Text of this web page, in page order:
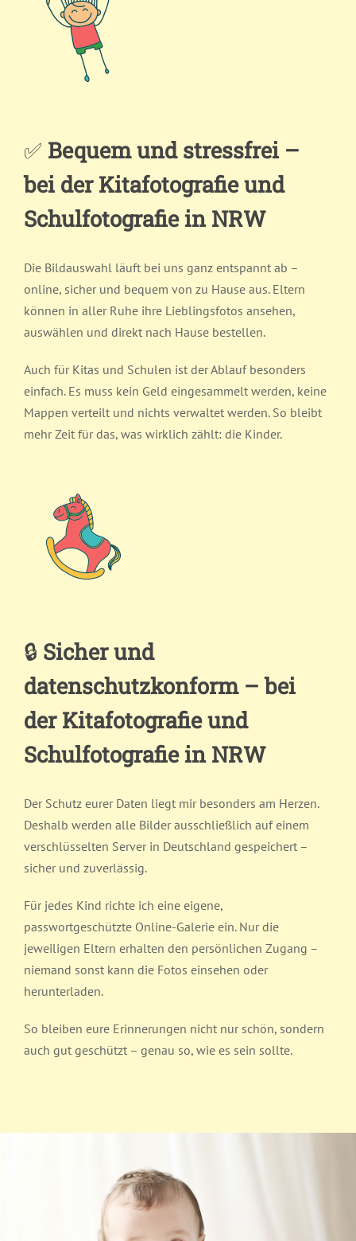
✅ Bequem und stressfrei –
bei der Kitafotografie und
Schulfotografie in NRW
Die Bildauswahl läuft bei uns ganz entspannt ab –
online, sicher und bequem von zu Hause aus. Eltern
können in aller Ruhe ihre Lieblingsfotos ansehen,
auswählen und direkt nach Hause bestellen.
Auch für Kitas und Schulen ist der Ablauf besonders
einfach. Es muss kein Geld eingesammelt werden, keine
Mappen verteilt und nichts verwaltet werden. So bleibt
mehr Zeit für das, was wirklich zählt: die Kinder.
🔒 Sicher und
datenschutzkonform – bei
der Kitafotografie und
Schulfotografie in NRW
Der Schutz eurer Daten liegt mir besonders am Herzen.
Deshalb werden alle Bilder ausschließlich auf einem
verschlüsselten Server in Deutschland gespeichert –
sicher und zuverlässig.
Für jedes Kind richte ich eine eigene,
passwortgeschützte Online-Galerie ein. Nur die
jeweiligen Eltern erhalten den persönlichen Zugang –
niemand sonst kann die Fotos einsehen oder
herunterladen.
So bleiben eure Erinnerungen nicht nur schön, sondern
auch gut geschützt – genau so, wie es sein sollte.